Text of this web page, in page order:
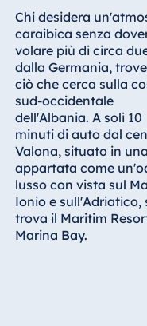
Hotel München
Hotel Stuttgart
Seehotel
Timmendorfer
Strand
TitiseeHotel
Titisee-Neustadt
Strandhotel
Travemünde
Hotel Ulm
Star-Apart Hansa
Chi desidera
caraibica senza
volare più di circa
dalla Germania,
ciò che cerca sulla
sud-occidentale
dell'Albania. A soli 10
minuti di auto dal
Valona, situato in
appartata come
lusso con vista sul
Ionio e sull'Adriatico,
trova il Maritim
Marina Bay.